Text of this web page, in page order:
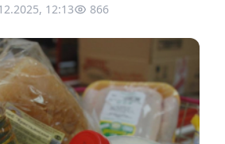
12:13 866